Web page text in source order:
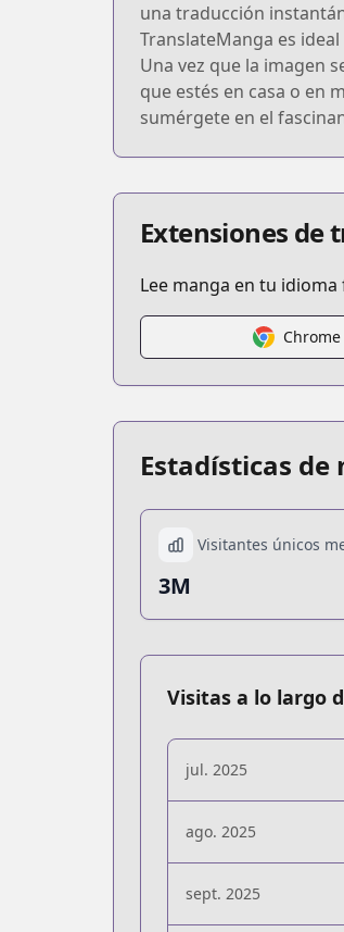
una traducción
TranslateManga es
Una vez que la imagen
que estés en casa o en
sumérgete en el
Extensiones de
Lee manga en tu
Estadísticas
Visitantes únicos
3M
Visitas a lo largo
jul. 2025
ago. 2025
sept. 2025